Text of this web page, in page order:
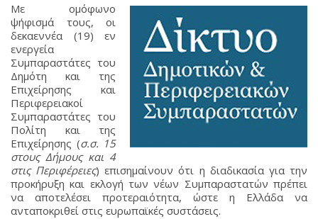
Με ομόφωνο
ψήφισμά τους, οι
δεκαεννέα (19) εν
ενεργεία
Συμπαραστάτες του
Δημότη και της
Επιχείρησης και
Περιφερειακοί
Συμπαραστάτες του
Πολίτη και της
Eπιχείρησης (σ.σ. 15
στους Δήμους και 4
στις Περιφέρειες) επισημαίνουν ότι η διαδικασία για την
προκήρυξη και εκλογή των νέων Συμπαραστατών πρέπει
να αποτελέσει προτεραιότητα, ώστε η Ελλάδα να
ανταποκριθεί στις ευρωπαϊκές συστάσεις.